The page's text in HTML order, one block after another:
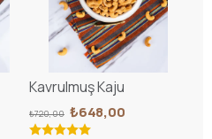
Kavrulmuş Kaju
₺720,00 ₺648,00